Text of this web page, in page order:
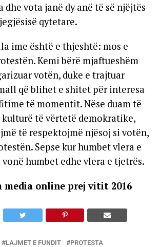
dhe vota janë dy anë të së njëjtës
qytetare.
ime është e thjeshtë: mos e
Kemi bërë mjaftueshëm
votën, duke e trajtuar
që blihet e shitet për interesa
të momentit. Nëse duam të
të vërtetë demokratike,
të respektojmë njësoj si votën,
Sepse kur humbet vlera e
vonë humbet edhe vlera e tjetrës.
media online prej vitit 2016
LAJMET E FUNDIT PROTESTA